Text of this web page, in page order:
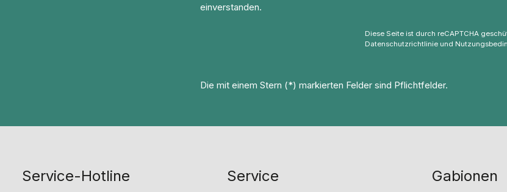
einverstanden.
Diese Seite ist durch reCAPTCHA
Datenschutzrichtlinieund
Die mit einem Stern (*) markierten Felder sind Pflichtfelder.
Service-Hotline Service Gabionen